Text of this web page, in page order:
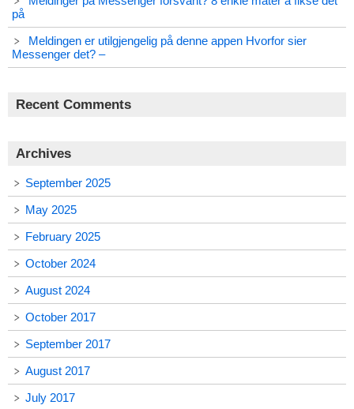
på
Meldingen er utilgjengelig på denne appen Hvorfor sier
Messenger det? –
Recent Comments
Archives
September 2025
May 2025
February 2025
October 2024
August 2024
October 2017
September 2017
August 2017
July 2017